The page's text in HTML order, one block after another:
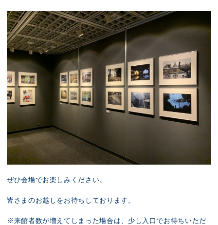
ぜひ会場でお楽しみください。
皆さまのお越しをお待ちしております。
※来館者数が増えてしまった場合は、少し入口でお待ちいただ